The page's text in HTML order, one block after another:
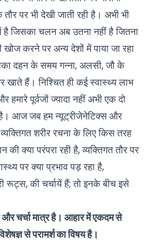
पर भी देखी जाती रही है। अभी भी
जिसका चलन अब उतना नहीं है जितना
करने पर अन्य देशों में पाया जा रहा
दहन के समय गन्ना, अलसी, जौ के
खाते हैं। निश्चित ही कई स्वास्थ्य लाभ
पूर्वजों ज्यादा नहीं अभी एक दो
आज जब हम न्यूट्रीजेनेटिक्स और
शरीर रचना के लिए किस तरह
क्या परंपरा रही है, व्यक्तिगत तौर पर
पर क्या प्रभाव पड़ रहा है,
रूट्स, की चर्चायें हैं; तो इनके बीच इसे
चर्चा मात्र है। आहार में एकदम से
से परामर्श का विषय है।